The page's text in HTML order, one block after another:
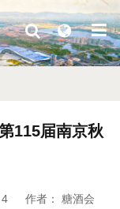
115届南京秋
4 作者： 糖酒会